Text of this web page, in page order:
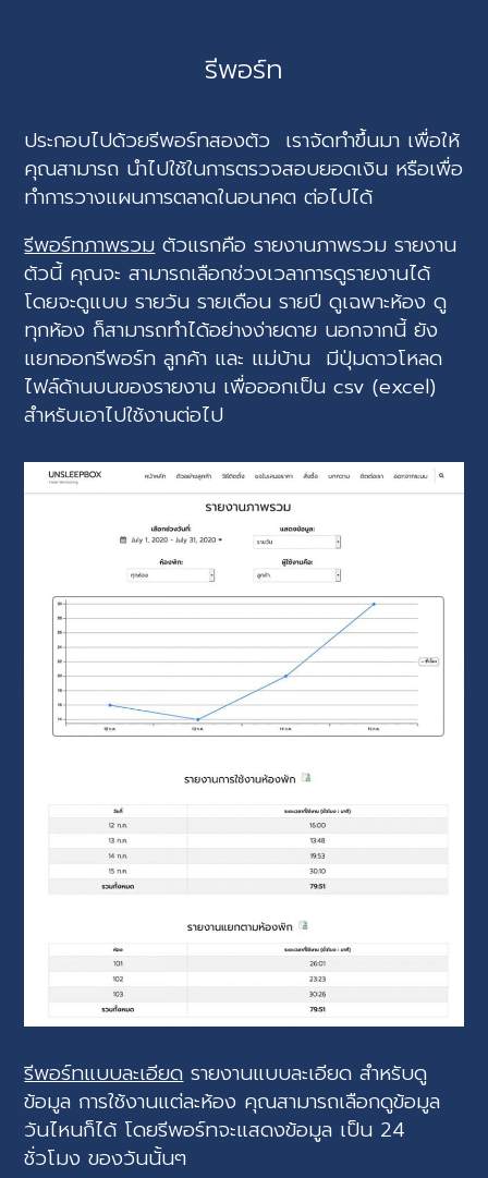
รีพอร์ท
ประกอบไปด้วยรีพอร์ทสองตัว เราจัดทำขึ้นมา เพื่อให้
คุณสามารถ นำไปใช้ในการตรวจสอบยอดเงิน หรือเพื่อ
ทำการวางแผนการตลาดในอนาคต ต่อไปได้
รีพอร์ทภาพรวมตัวแรกคือ รายงานภาพรวม รายงาน
ตัวนี้ คุณจะ สามารถเลือกช่วงเวลาการดูรายงานได้
โดยจะดูแบบ รายวัน รายเดือน รายปี ดูเฉพาะห้อง ดู
ทุกห้อง ก็สามารถทำได้อย่างง่ายดาย นอกจากนี้ ยัง
แยกออกรีพอร์ท ลูกค้า และ แม่บ้าน มีปุ่มดาวโหลด
ไฟล์ด้านบนของรายงาน เพื่อออกเป็น csv (excel)
สำหรับเอาไปใช้งานต่อไป
รีพอร์ทแบบละเอียดรายงานแบบละเอียด สำหรับดู
ข้อมูล การใช้งานแต่ละห้อง คุณสามารถเลือกดูข้อมูล
วันไหนก็ได้ โดยรีพอร์ทจะแสดงข้อมูล เป็น 24
ชั่วโมง ของวันนั้นๆ